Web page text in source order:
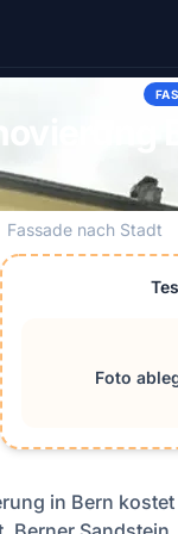
Fassade nach Stadt
Foto
in Bern